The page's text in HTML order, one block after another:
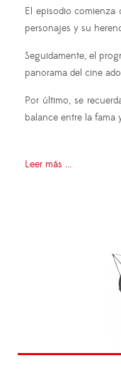
El episodio comienza
personajes y su
Seguidamente, el
panorama del cine
Por último, se
balance entre la fama
Leer más ...